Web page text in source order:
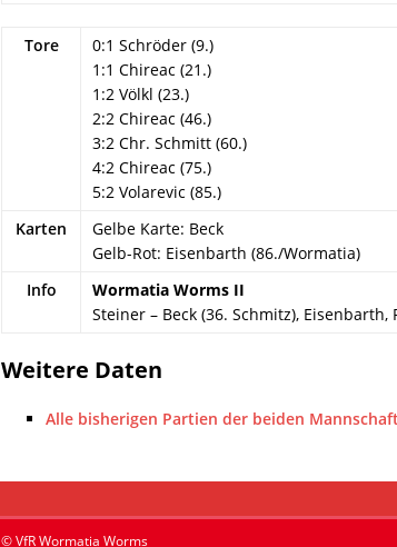
Tore
0:1 Schröder (9.)
1:1 Chireac (21.)
1:2 Völkl (23.)
2:2 Chireac (46.)
3:2 Chr. Schmitt (60.)
4:2 Chireac (75.)
5:2 Volarevic (85.)
Karten
Gelbe Karte: Beck
Gelb-Rot: Eisenbarth (86./Wormatia)
Info
Wormatia Worms II
Steiner – Beck (36. Schmitz),
Weitere Daten
Alle bisherigen Partien der beiden
© VfR Wormatia Worms